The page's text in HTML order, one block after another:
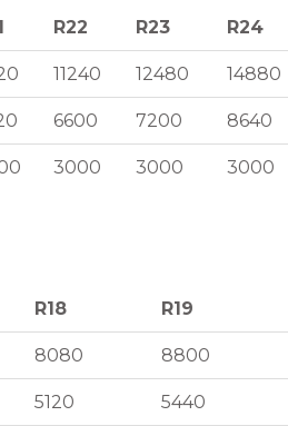
R22 R23 R24
R22 R23 R24
11240 12480 14880
6600 7200 8640
3000 3000 3000
R18 R19
R18 R19
8080 8800
5120 5440